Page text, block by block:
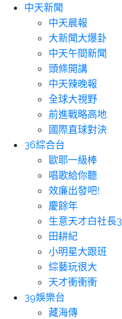
中天新聞
中天晨報
大新聞大爆卦
中天午間新聞
頭條開講
中天辣晚報
全球大視野
前進戰略高地
國際直球對決
36綜合台
歐耶一級棒
唱歌給你聽
效廉出發吧!
慶餘年
生意天才白社長3
田耕紀
小明星大跟班
綜藝玩很大
天才衝衝衝
39娛樂台
藏海傳